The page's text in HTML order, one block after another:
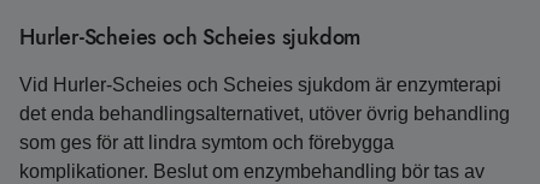
Hurler-Scheies och Scheies sjukdom
Vid Hurler-Scheies och Scheies sjukdom är enzymterapi
det enda behandlingsalternativet, utöver övrig behandling
som ges för att lindra symtom och förebygga
komplikationer. Beslut om enzymbehandling bör tas av